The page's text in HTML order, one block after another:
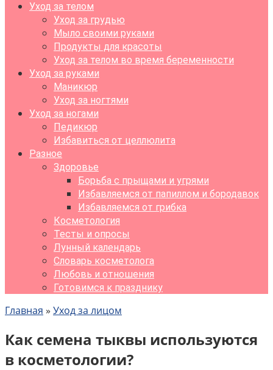
Уход за телом
Уход за грудью
Мыло своими руками
Продукты для красоты
Уход за телом во время беременности
Уход за руками
Маникюр
Уход за ногтями
Уход за ногами
Педикюр
Избавиться от целлюлита
Разное
Здоровье
Борьба с прыщами и угрями
Избавляемся от папиллом и бородавок
Избавляемся от грибка
Косметология
Тесты и опросы
Лунный календарь
Словарь косметолога
Любовь и отношения
Готовимся к празднику
Главная » Уход за лицом
Как семена тыквы используются
в косметологии?